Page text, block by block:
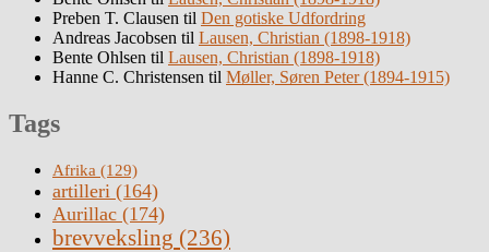
Preben T. Clausen til Den gotiske Udfordring
Andreas Jacobsen til Lausen, Christian (1898-1918)
Bente Ohlsen til Lausen, Christian (1898-1918)
Hanne C. Christensen til Møller, Søren Peter (1894-1915)
Tags
Afrika (129)
artilleri (164)
Aurillac (174)
brevveksling (236)